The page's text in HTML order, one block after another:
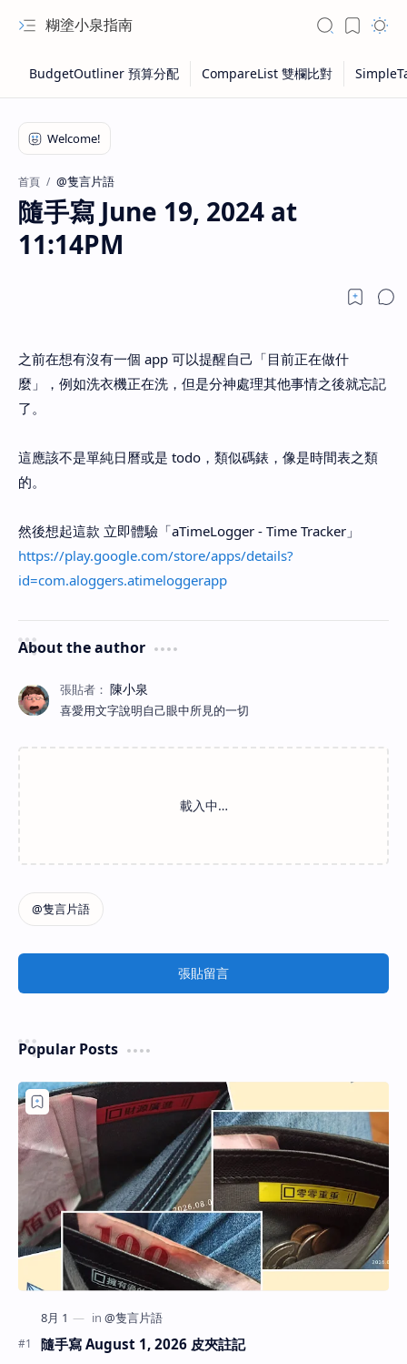
糊塗小泉指南
首頁 @隻言片語
隨手寫 June 19, 2024 at
11:14PM
之前在想有沒有一個 app 可以提醒自己「目前正在做什
麼」，例如洗衣機正在洗，但是分神處理其他事情之後就忘記
了。
這應該不是單純日曆或是 todo，類似碼錶，像是時間表之類
的。
然後想起這款 立即體驗「aTimeLogger - Time Tracker」
https://play.google.com/store/apps/details?
id=com.aloggers.atimeloggerapp
About the author
喜愛用文字說明自己眼中所見的一切
張貼留言
Popular Posts
隨手寫 August 1, 2026 皮夾註記